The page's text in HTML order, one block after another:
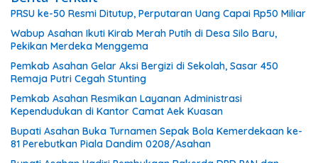
PRSU ke-50 Resmi Ditutup, Perputaran Uang Capai Rp50 Miliar
Wabup Asahan Ikuti Kirab Merah Putih di Desa Silo Baru,
Pekikan Merdeka Menggema
Pemkab Asahan Gelar Aksi Bergizi di Sekolah, Sasar 450
Remaja Putri Cegah Stunting
Pemkab Asahan Resmikan Layanan Administrasi
Kependudukan di Kantor Camat Aek Kuasan
Bupati Asahan Buka Turnamen Sepak Bola Kemerdekaan ke-
81 Perebutkan Piala Dandim 0208/Asahan